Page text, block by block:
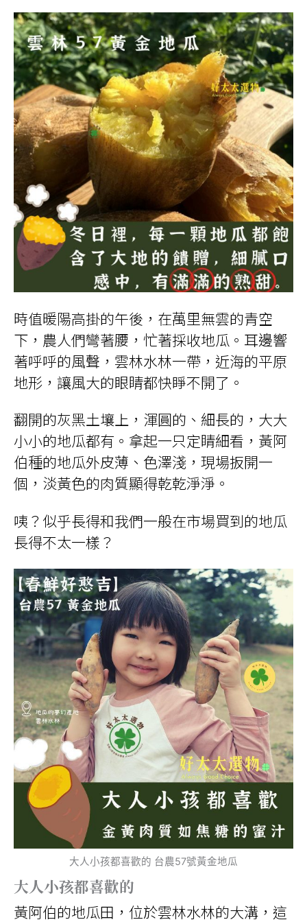
時值暖陽高掛的午後，在萬里無雲的青空
下，農人們彎著腰，忙著採收地瓜。耳邊響
著呼呼的風聲，雲林水林一帶，近海的平原
地形，讓風大的眼睛都快睜不開了。
翻開的灰黑土壤上，渾圓的、細長的，大大
小小的地瓜都有。拿起一只定睛細看，黃阿
伯種的地瓜外皮薄、色澤淺，現場扳開一
個，淡黃色的肉質顯得乾乾淨淨。
咦？似乎長得和我們一般在市場買到的地瓜
長得不太一樣？
大人小孩都喜歡的 台農57號黃金地瓜
大人小孩都喜歡的
黃阿伯的地瓜田，位於雲林水林的大溝，這